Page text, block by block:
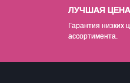
ЛУЧШАЯ ЦЕНА
Гарантия низких
ассортимента.